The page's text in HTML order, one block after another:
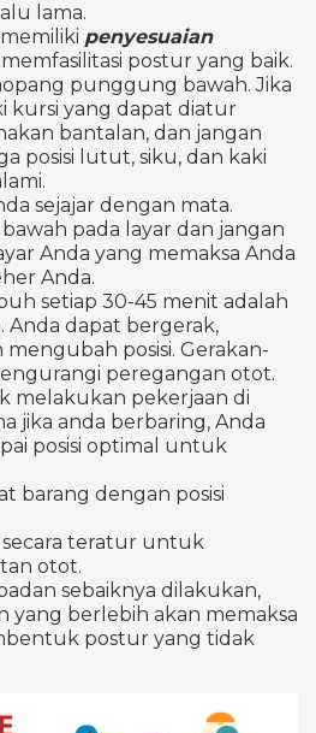
lama.
penyesuaian
postur yang baik.
punggung bawah. Jika
kursi yang dapat diatur
bantalan, dan jangan
posisi lutut, siku, dan kaki
sejajar dengan mata.
pada layar dan jangan
Anda yang memaksa Anda
Anda.
setiap 30-45 menit adalah
Anda dapat bergerak,
posisi. Gerakan-
peregangan otot.
melakukan pekerjaan di
jika anda berbaring, Anda
posisi optimal untuk
barang dengan posisi
secara teratur untuk
otot.
sebaiknya dilakukan,
yang berlebih akan memaksa
postur yang tidak